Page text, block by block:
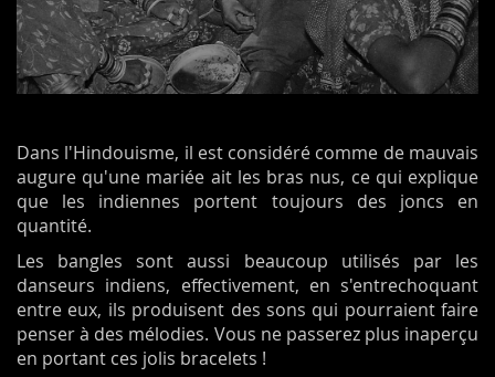
Dans l'Hindouisme, il est considéré comme de mauvais
augure qu'une mariée ait les bras nus, ce qui explique
que les indiennes portent toujours des joncs en
quantité.
Les bangles sont aussi beaucoup utilisés par les
danseurs indiens, effectivement, en s'entrechoquant
entre eux, ils produisent des sons qui pourraient faire
penser à des mélodies. Vous ne passerez plus inaperçu
en portant ces jolis bracelets !